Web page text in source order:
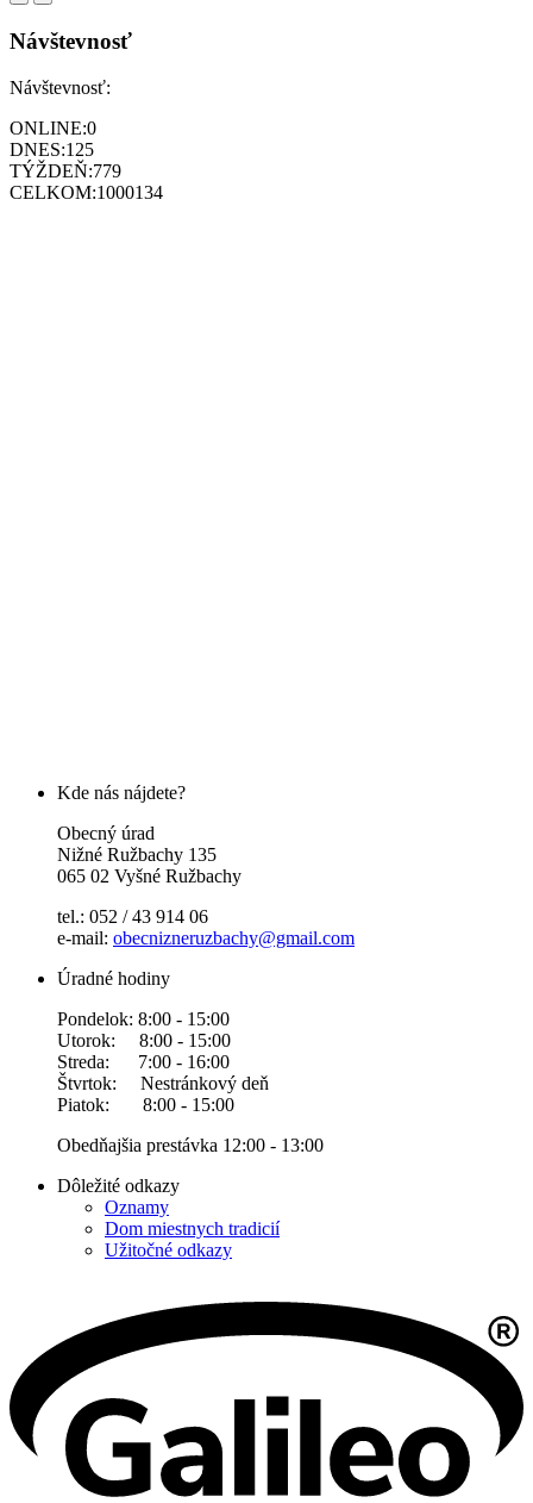
Návštevnosť
Návštevnosť:
ONLINE:0
DNES:125
TÝŽDEŇ:779
CELKOM:1000134
Kde nás nájdete?
Obecný úrad
Nižné Ružbachy 135
065 02 Vyšné Ružbachy
tel.: 052 / 43 914 06
e-mail: obecnizneruzbachy@gmail.com
Úradné hodiny
Pondelok: 8:00 - 15:00
Utorok: 8:00 - 15:00
Streda: 7:00 - 16:00
Štvrtok: Nestránkový deň
Piatok: 8:00 - 15:00
Obedňajšia prestávka 12:00 - 13:00
Dôležité odkazy
Oznamy
Dom miestnych tradicií
Užitočné odkazy